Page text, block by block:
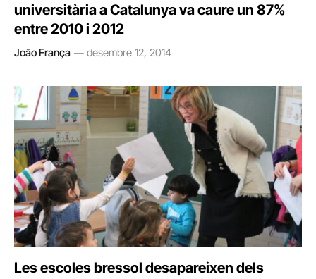
universitària a Catalunya va caure un 87%
entre 2010 i 2012
João França desembre 12, 2014
Les escoles bressol desapareixen dels